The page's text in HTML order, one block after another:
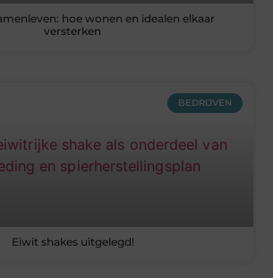
hoe wonen en idealen elkaar
versterken
BEDRIJVEN
Eiwit shakes uitgelegd!